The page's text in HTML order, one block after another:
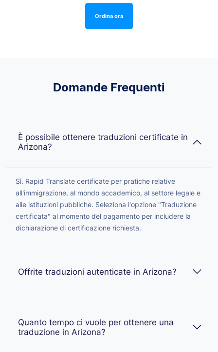
Ordina ora
Domande Frequenti
È possibile ottenere traduzioni certificate in
Arizona?
Sì. Rapid Translate certificate per pratiche relative
all'immigrazione, al mondo accademico, al settore legale e
alle istituzioni pubbliche. Seleziona l'opzione "Traduzione
certificata" al momento del pagamento per includere la
dichiarazione di certificazione richiesta.
Offrite traduzioni autenticate in Arizona?
Quanto tempo ci vuole per ottenere una
traduzione in Arizona?